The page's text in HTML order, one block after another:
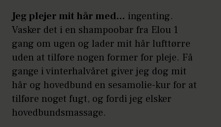
Jeg plejer mit hår med… ingenting.
Vasker det i en shampoobar fra Elou 1
gang om ugen og lader mit hår lufttørre
uden at tilføre nogen former for pleje. Få
gange i vinterhalvåret giver jeg dog mit
hår og hovedbund en sesamolie-kur for at
tilføre noget fugt, og fordi jeg elsker
hovedbundsmassage.